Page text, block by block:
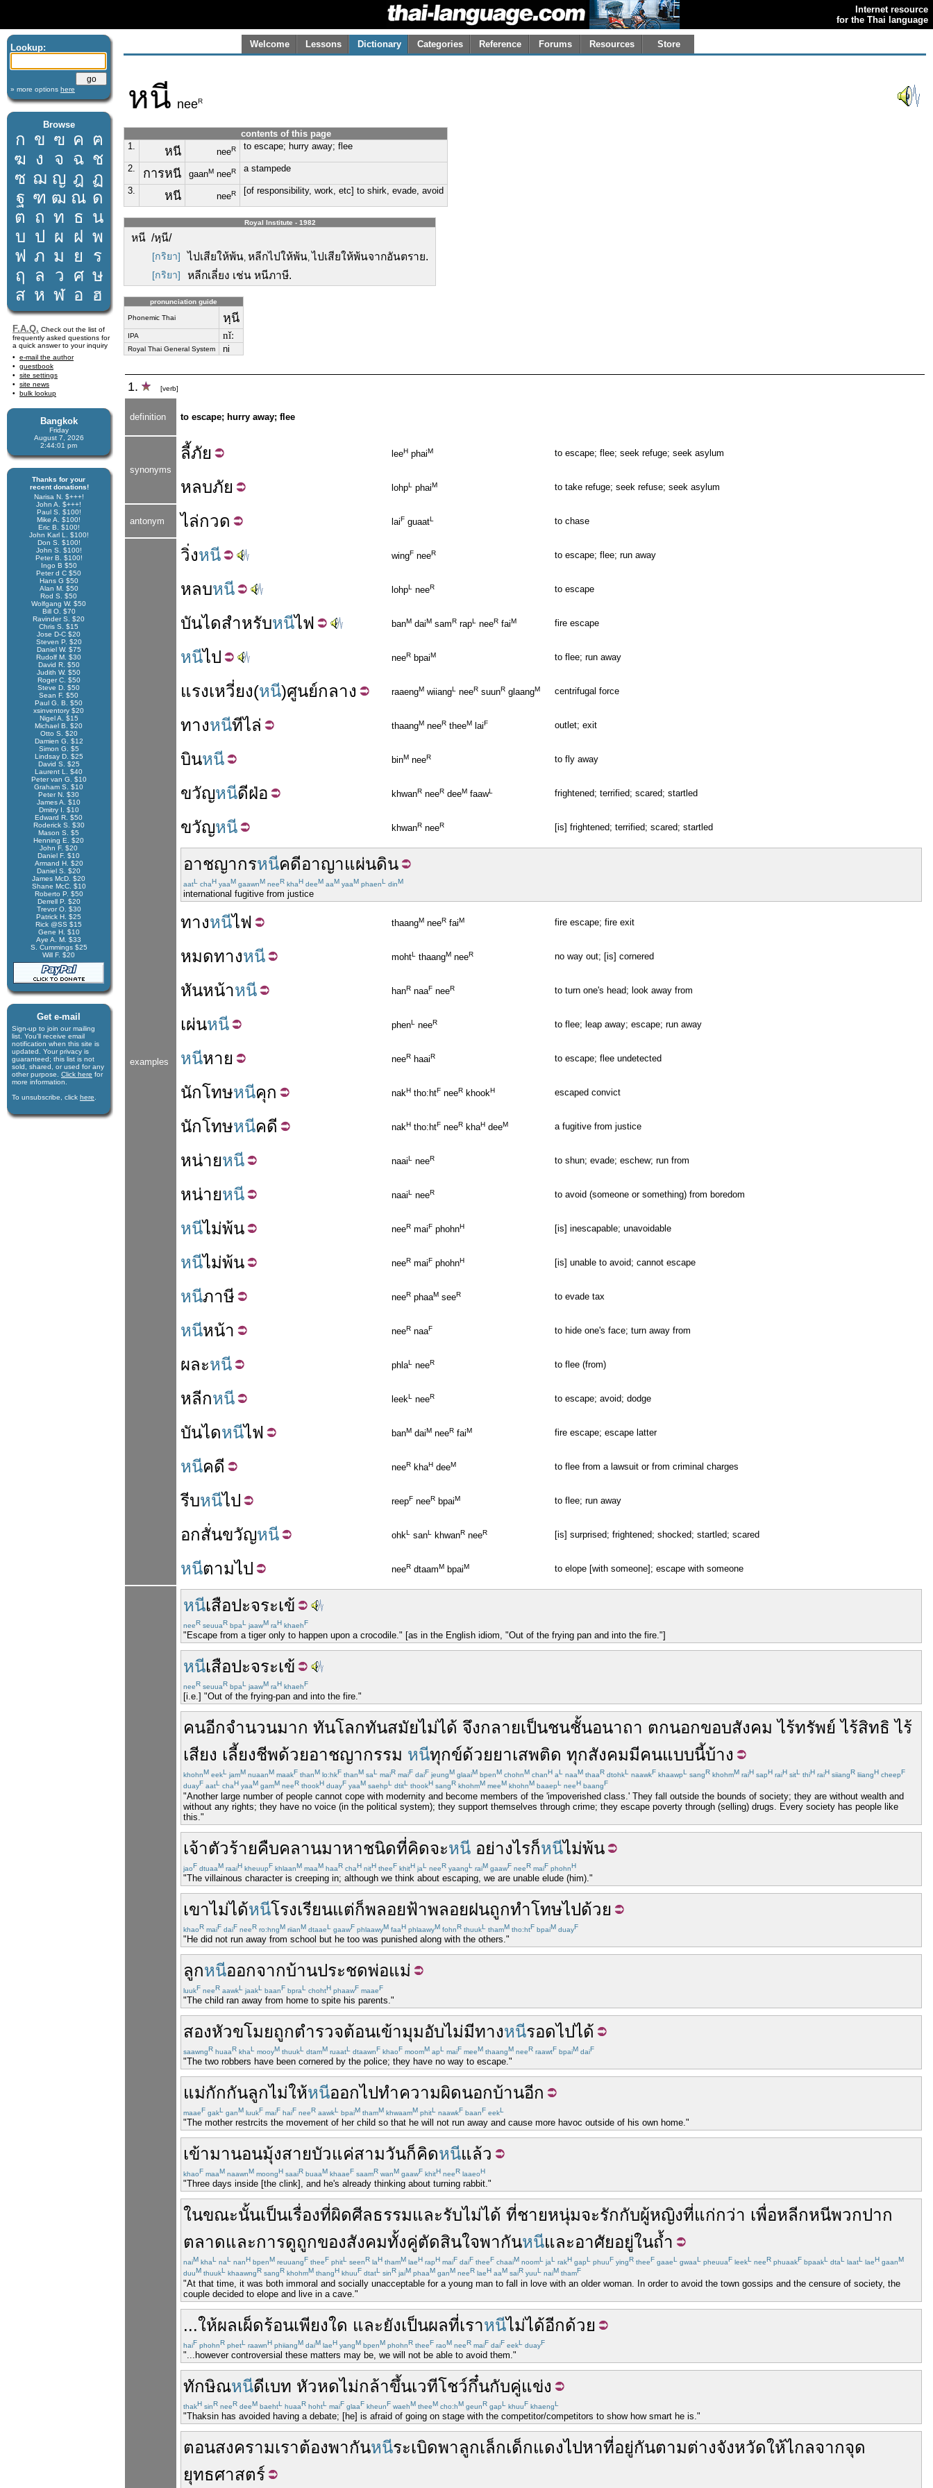
Internet resource
for the Thai language
Lookup:
» more options here
Browse
ก ข ฃ ค ฅ
ฆ ง จ ฉ ช
ซ ฌ ญ ฎ ฏ
ฐ ฑ ฒ ณ ด
ต ถ ท ธ น
บ ป ผ ฝ พ
ฟ ภ ม ย
ร
ฤ
ล ว ศ ษ
ส ห ฬ อ ฮ
F.A.Q. Check out the list of
frequently asked questions for
a quick answer to your inquiry
e-mail the author
guestbook
site settings
site news
bulk lookup
Bangkok
Friday
August 7, 2026
2:44:02 pm
Thanks for your
recent donations!
Narisa N. $+++!
John A. $+++!
Paul S. $100!
Mike A. $100!
Eric B. $100!
John Karl L. $100!
Don S. $100!
John S. $100!
Peter B. $100!
Ingo B $50
Peter d C $50
Hans G $50
Alan M. $50
Rod S. $50
Wolfgang W. $50
Bill O. $70
Ravinder S. $20
Chris S. $15
Jose D-C $20
Steven P. $20
Daniel W. $75
Rudolf M. $30
David R. $50
Judith W. $50
Roger C. $50
Steve D. $50
Sean F. $50
Paul G. B. $50
xsinventory $20
Nigel A. $15
Michael B. $20
Otto S. $20
Damien G. $12
Simon G. $5
Lindsay D. $25
David S. $25
Laurent L. $40
Peter van G. $10
Graham S. $10
Peter N. $30
James A. $10
Dmitry I. $10
Edward R. $50
Roderick S. $30
Mason S. $5
Henning E. $20
John F. $20
Daniel F. $10
Armand H. $20
Daniel S. $20
James McD. $20
Shane McC. $10
Roberto P. $50
Derrell P. $20
Trevor O. $30
Patrick H. $25
Rick @SS $15
Gene H. $10
Aye A. M. $33
S. Cummings $25
Will F. $20
Get e-mail
Sign-up to join our mail­ing
list. You'll receive e­mail
notification when this site is
updated. Your privacy is
guaran­teed; this list is not
sold, shared, or used for any
other purpose. Click here for
more infor­mation.
To unsubscribe, click here
Welcome Lessons Dictionary Categories Reference Forums Resources Store
หนี neeR
contents of this page
1.
หนี neeR to escape; hurry away; flee
2. การหนี gaanM neeR a stampede
3. หนี neeR [of responsibility, work, etc] to shirk, evade, avoid
Royal Institute - 1982
หนี /หฺนี/
[กริยา] ไปเสียให้พ้น, หลีกไปให้พ้น, ไปเสียให้พ้นจากอันตราย.
[กริยา] หลีกเลี่ยง เช่น หนีภาษี.
pronunciation guide
Phonemic Thai หฺนี
IPA nǐː
Royal Thai General System ni
1. [verb]
definition to escape; hurry away; flee
synonyms
ลี้ภัย leeH phaiM to escape; flee; seek refuge; seek asylum
หลบภัย lohpL phaiM to take refuge; seek refuse; seek asylum
antonym ไล่กวด laiF guaatL to chase
examples
วิ่งหนี wingF neeR to escape; flee; run away
หลบหนี lohpL neeR to escape
บันไดสำหรับหนีไฟ banM daiM samR rapL neeR faiM fire escape
หนีไป neeR bpaiM to flee; run away
แรงเหวี่ยง(หนี)ศูนย์กลาง raaengM wiiangL neeR suunR glaangM centrifugal force
ทางหนีทีไล่ thaangM neeR theeM laiF outlet; exit
บินหนี binM neeR to fly away
ขวัญหนีดีฝ่อ khwanR neeR deeM faawL frightened; terrified; scared; startled
ขวัญหนี khwanR neeR [is] frightened; terrified; scared; startled
อาชญากรหนีคดีอาญาแผ่นดิน
aatL chaH yaaM gaawnM neeR khaH deeM aaM yaaM phaenL dinM
international fugitive from justice
ทางหนีไฟ thaangM neeR faiM fire escape; fire exit
หมดทางหนี mohtL thaangM neeR no way out; [is] cornered
หันหน้าหนี hanR naaF neeR to turn one's head; look away from
เผ่นหนี phenL neeR to flee; leap away; escape; run away
หนีหาย neeR haaiR to escape; flee undetected
นักโทษหนีคุก nakH tho:htF neeR khookH escaped convict
นักโทษหนีคดี nakH tho:htF neeR khaH deeM a fugitive from justice
หน่ายหนี naaiL neeR to shun; evade; eschew; run from
หน่ายหนี naaiL neeR to avoid (someone or something) from boredom
หนีไม่พ้น neeR maiF phohnH [is] inescapable; unavoidable
หนีไม่พ้น neeR maiF phohnH [is] unable to avoid; cannot escape
หนีภาษี neeR phaaM seeR to evade tax
หนีหน้า neeR naaF to hide one's face; turn away from
ผละหนี phlaL neeR to flee (from)
หลีกหนี leekL neeR to escape; avoid; dodge
บันไดหนีไฟ banM daiM neeR faiM fire escape; escape latter
หนีคดี neeR khaH deeM to flee from a lawsuit or from criminal charges
รีบหนีไป reepF neeR bpaiM to flee; run away
อกสั่นขวัญหนี ohkL sanL khwanR neeR [is] surprised; frightened; shocked; startled; scared
หนีตามไป neeR dtaamM bpaiM to elope [with someone]; escape with someone
หนีเสือปะจระเข้
neeR seuuaR bpaL jaawM raH khaehF
"Escape from a tiger only to happen upon a crocodile." [as in the English idiom, "Out of the frying pan and into the fire."]
หนีเสือปะจระเข้
neeR seuuaR bpaL jaawM raH khaehF
[i.e.] "Out of the frying-pan and into the fire."
คนอีกจำนวนมาก ทันโลกทันสมัยไม่ได้ จึงกลายเป็นชนชั้นอนาถา ตกนอกขอบสังคม ไร้ทรัพย์ ไร้สิทธิ ไร้
เสียง เลี้ยงชีพด้วยอาชญากรรม หนีทุกข์ด้วยยาเสพติด ทุกสังคมมีคนแบบนี้บ้าง
khohnM eekL jamM nuaanM maakF thanM lo:hkF thanM saL maiR maiF daiF jeungM glaaiM bpenM chohnM chanH aL naaM thaaR dtohkL naawkF khaawpL sangR khohmM raiH sapH raiH sitL thiH raiH siiangR liiangH cheepF
duayF aatL chaH yaaM gamM neeR thookH duayF yaaM saehpL dtitL thookH sangR khohmM meeM khohnM baaepL neeH baangF
"Another large number of people cannot cope with modernity and become members of the 'impoverished class.' They fall outside the bounds of society; they are without wealth and
without any rights; they have no voice (in the political system); they support themselves through crime; they escape poverty through (selling) drugs. Every society has people like
this."
เจ้าตัวร้ายคืบคลานมาหาชนิดที่คิดจะหนี อย่างไรก็หนีไม่พ้น
jaoF dtuaaM raaiH kheuupF khlaanM maaM haaR chaH nitH theeF khitH jaL neeR yaangL raiM gaawF neeR maiF phohnH
"The villainous character is creeping in; although we think about escaping, we are unable elude (him)."
เขาไม่ได้หนีโรงเรียนแต่ก็พลอยฟ้าพลอยฝนถูกทำโทษไปด้วย
khaoR maiF daiF neeR ro:hngM riianM dtaaeL gaawF phlaawyM faaH phlaawyM fohnR thuukL thamM tho:htF bpaiM duayF
"He did not run away from school but he too was punished along with the others."
ลูกหนีออกจากบ้านประชดพ่อแม่
luukF neeR aawkL jaakL baanF bpraL chohtH phaawF maaeF
"The child ran away from home to spite his parents."
สองหัวขโมยถูกตำรวจต้อนเข้ามุมอับไม่มีทางหนีรอดไปได้
saawngR huaaR khaL mooyM thuukL dtamM ruaatL dtaawnF khaoF moomM apL maiF meeM thaangM neeR raawtF bpaiM daiF
"The two robbers have been cornered by the police; they have no way to escape."
แม่กักกันลูกไม่ให้หนีออกไปทำความผิดนอกบ้านอีก
maaeF gakL ganM luukF maiF haiF neeR aawkL bpaiM thamM khwaamM phitL naawkF baanF eekL
"The mother restrcits the movement of her child so that he will not run away and cause more havoc outside of his own home."
เข้ามานอนมุ้งสายบัวแค่สามวันก็คิดหนีแล้ว
khaoF maaM naawnM moongH saaiR buaaM khaaeF saamR wanM gaawF khitH neeR laaeoH
"Three days inside [the clink], and he's already thinking about turning rabbit."
ในขณะนั้นเป็นเรื่องที่ผิดศีลธรรมและรับไม่ได้ ที่ชายหนุ่มจะรักกับผู้หญิงที่แก่กว่า เพื่อหลีกหนีพวกปาก
ตลาดและการดูถูกของสังคมทั้งคู่ตัดสินใจพากันหนีและอาศัยอยู่ในถ้ำ
naiM khaL naL nanH bpenM reuuangF theeF phitL seenR laH thamM laeH rapH maiF daiF theeF chaaiM noomL jaL rakH gapL phuuF yingR theeF gaaeL gwaaL pheuuaF leekL neeR phuaakF bpaakL dtaL laatL laeH gaanM
duuM thuukL khaawngR sangR khohmM thangH khuuF dtatL sinR jaiM phaaM ganM neeR laeH aaM saiR yuuL naiM thamF
"At that time, it was both immoral and socially unacceptable for a young man to fall in love with an older woman. In order to avoid the town gossips and the censure of society, the
couple decided to elope and live in a cave."
...ให้ผลเผ็ดร้อนเพียงใด และยังเป็นผลที่เราหนีไม่ได้อีกด้วย
haiF phohnR phetL raawnH phiiangM daiM laeH yangM bpenM phohnR theeF raoM neeR maiF daiF eekL duayF
"...however controversial these matters may be, we will not be able to avoid them."
ทักษิณหนีดีเบท หัวหดไม่กล้าขึ้นเวทีโชว์กึ๋นกับคู่แข่ง
thakH sinR neeR deeM baehtL huaaR hohtL maiF glaaF kheunF waehM theeM cho:hM geunR gapL khuuF khaengL
"Thaksin has avoided having a debate; [he] is afraid of going on stage with the competitor/competitors to show how smart he is."
ตอนสงครามเราต้องพากันหนีระเบิดพาลูกเล็กเด็กแดงไปหาที่อยู่กันตามต่างจังหวัดให้ไกลจากจุด
ยุทธศาสตร์